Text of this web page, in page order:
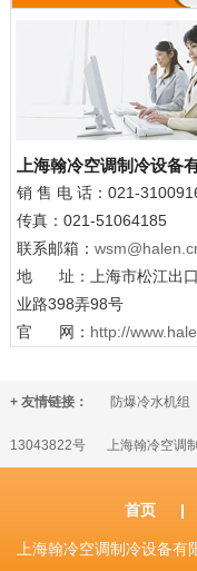
上海翰冷空调制冷设备
销 售 电 话：021-
传真：021-51064185
联系邮箱：
地 址：上海市松江出口
业路398弄98号
官 网： http://
+ 友情链接： 防爆冷水机组
13043822号 上海翰冷空调
首页 |
上海翰冷空调制冷设备